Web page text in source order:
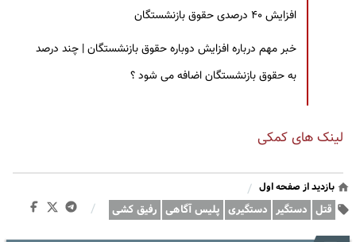
افزایش ۴۰ درصدی حقوق بازنشستگان
خبر مهم درباره افزایش دوباره حقوق بازنشستگان | چند درصد
به حقوق بازنشستگان اضافه می شود ؟
لینک های کمکی
بازدید از صفحه اول /
قتل دستگیر دستگیری پلیس آگاهی رفیق کشی /